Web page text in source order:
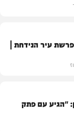
עיר הנידחת |
"הגיע עם פתק